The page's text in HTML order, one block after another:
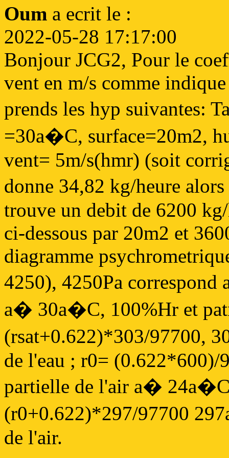
Oum a ecrit le :
2022-05-28 17:17:00
Bonjour JCG2, Pour le
vent en m/s comme
prends les hyp suivantes:
=30a�C, surface=20m2,
vent= 5m/s(hmr) (soit
donne 34,82 kg/heure
trouve un debit de 6200
ci-dessous par 20m2 et
diagramme
4250), 4250Pa correspond
a� 30a�C, 100%Hr et
(rsat+0.622)*303/97700,
de l'eau ; r0= (0.622*600)/
partielle de l'air a�
(r0+0.622)*297/97700
de l'air.